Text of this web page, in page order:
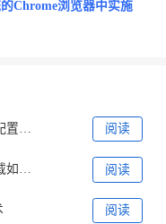
Chrome浏览器中实施
阅读
Google Chrome网页内容不完整加载如何解决 阅读
阅读